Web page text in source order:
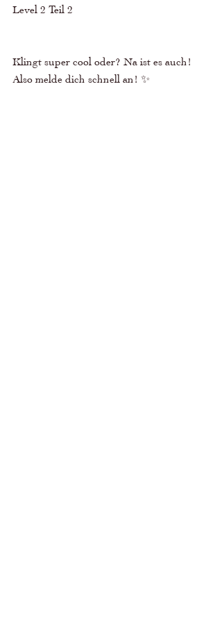
Level 2 Teil 2
Klingt super cool oder? Na ist es auch!
Also melde dich schnell an! ✨